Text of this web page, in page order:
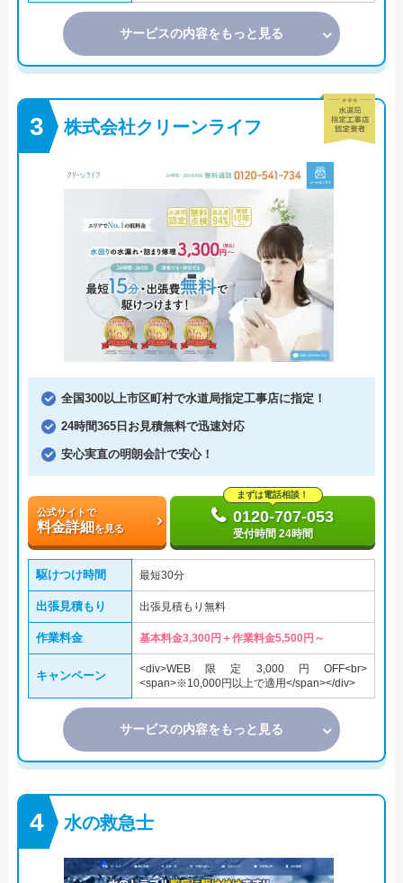
サービスの内容をもっと見る
株式会社クリーンライフ
全国300以上市区町村で水道局指定工事店に指定！
24時間365日お見積無料で迅速対応
安心実直の明朗会計で安心！
公式サイトで
料金詳細を見る
まずは電話相談！
0120-707-053
受付時間 24時間
駆けつけ時間 最短30分
出張見積もり 出張見積もり無料
作業料金 基本料金3,300円＋作業料金5,500円～
キャンペーン
<div>WEB限定3,000円OFF<br>
<span>※10,000円以上で適用</span></div>
サービスの内容をもっと見る
水の救急士